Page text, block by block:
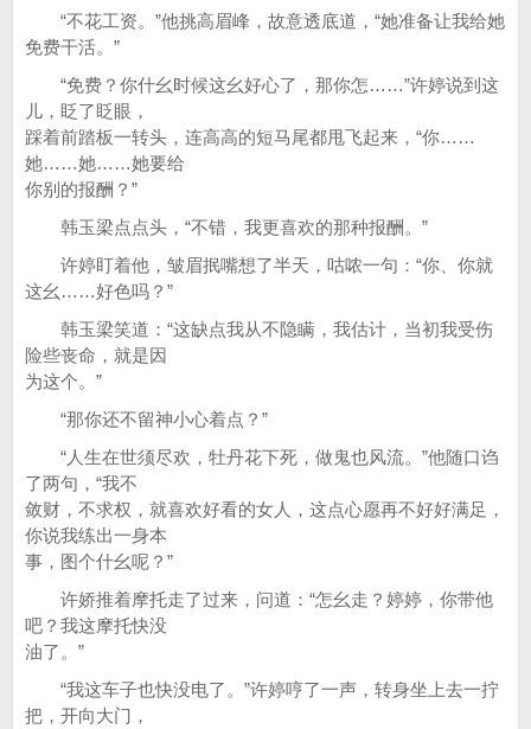
“不花工资。”他挑高眉峰，故意透底道，“她准备让我给她
免费干活。”
“免费？你什幺时候这幺好心了，那你怎……”许婷说到这
儿，眨了眨眼，
踩着前踏板一转头，连高高的短马尾都甩飞起来，“你……
她……她……她要给
你别的报酬？”
韩玉梁点点头，“不错，我更喜欢的那种报酬。”
许婷盯着他，皱眉抿嘴想了半天，咕哝一句：“你、你就
这幺……好色吗？”
韩玉梁笑道：“这缺点我从不隐瞒，我估计，当初我受伤
险些丧命，就是因
为这个。”
“那你还不留神小心着点？”
“人生在世须尽欢，牡丹花下死，做鬼也风流。”他随口诌
了两句，“我不
敛财，不求权，就喜欢好看的女人，这点心愿再不好好满足，
你说我练出一身本
事，图个什幺呢？”
许娇推着摩托走了过来，问道：“怎幺走？婷婷，你带他
吧？我这摩托快没
油了。”
“我这车子也快没电了。”许婷哼了一声，转身坐上去一拧
把，开向大门，